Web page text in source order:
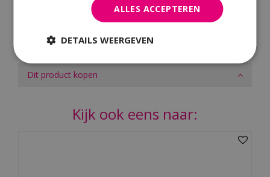
Metaal
Geschikt voor
Dit product kopen
Kijk ook eens naar:
ALLES ACCEPTEREN
DETAILS WEERGEVEN